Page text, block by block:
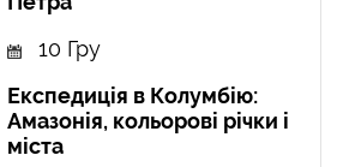
10 Гру
Експедиція в Колумбію:
Амазонія, кольорові річки і
міста